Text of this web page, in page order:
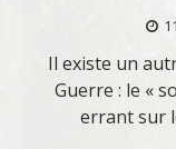
Il existe un
Guerre : le «
errant sur